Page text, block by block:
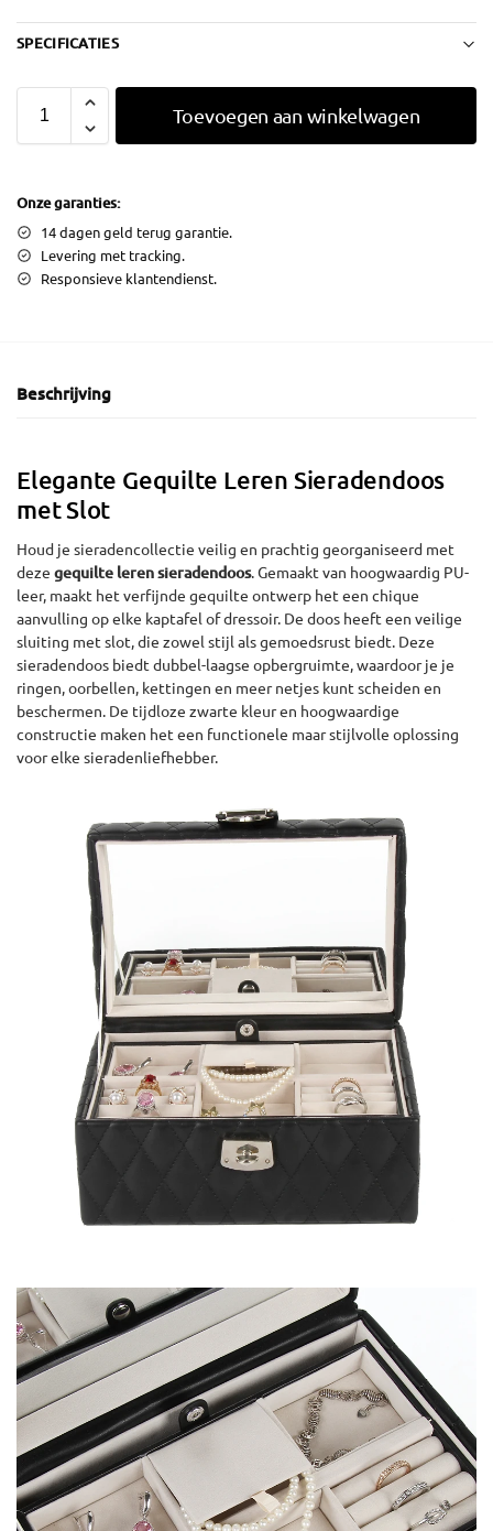
SPECIFICATIES
Toevoegen aan winkelwagen
Onze garanties:
14 dagen geld terug garantie.
Levering met tracking.
Responsieve klantendienst.
Beschrijving
Elegante Gequilte Leren Sieradendoos
met Slot
Houd je sieradencollectie veilig en prachtig georganiseerd met
deze gequilte leren sieradendoos. Gemaakt van hoogwaardig PU-
leer, maakt het verfijnde gequilte ontwerp het een chique
aanvulling op elke kaptafel of dressoir. De doos heeft een veilige
sluiting met slot, die zowel stijl als gemoedsrust biedt. Deze
sieradendoos biedt dubbel-laagse opbergruimte, waardoor je je
ringen, oorbellen, kettingen en meer netjes kunt scheiden en
beschermen. De tijdloze zwarte kleur en hoogwaardige
constructie maken het een functionele maar stijlvolle oplossing
voor elke sieradenliefhebber.